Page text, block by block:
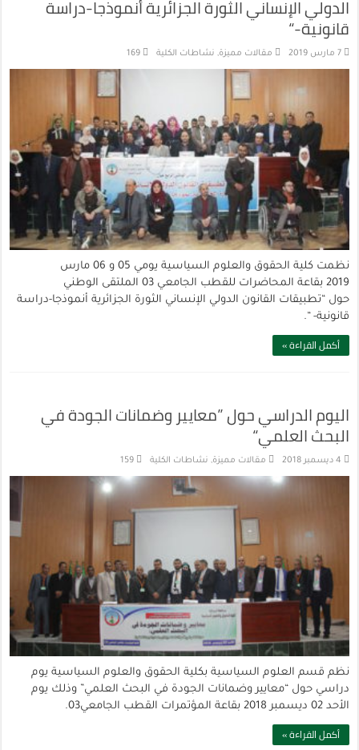
الدولي الإنساني الثورة الجزائرية أنموذجا-دراسة
قانونية-“
7 مارس 2019 مقالات مميزة, نشاطات الكلية 169
نظمت كلية الحقوق والعلوم السياسية يومي 05 و 06 مارس
2019 بقاعة المحاضرات للقطب الجامعي 03 الملتقى الوطني
حول “تطبيقات القانون الدولي الإنساني الثورة الجزائرية أنموذجا-دراسة
قانونية- “.
أكمل القراءة »
اليوم الدراسي حول ”معايير وضمانات الجودة في
البحث العلمي“
4 ديسمبر 2018 مقالات مميزة, نشاطات الكلية 159
نظم قسم العلوم السياسية بكلية الحقوق والعلوم السياسية يوم
دراسي حول “معايير وضمانات الجودة في البحث العلمي” وذلك يوم
الأحد 02 ديسمبر 2018 بقاعة المؤتمرات القطب الجامعي03.
أكمل القراءة »